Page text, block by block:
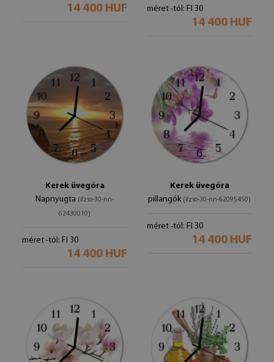
14 400 HUF méret -tól: FI 30
14 400 HUF
Kerek üvegóra
Napnyugta (#zso-30-nn-
62430010)
méret -tól: FI 30
14 400 HUF
Kerek üvegóra
pillangók (#zso-30-nn-62095450)
méret -tól: FI 30
14 400 HUF